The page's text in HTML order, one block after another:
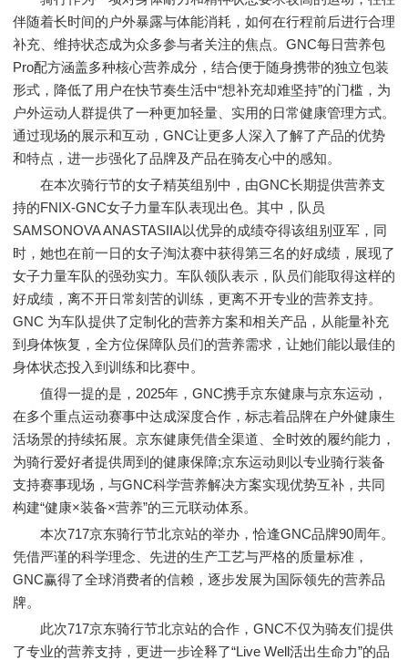
伴随着长时间的户外暴露与体能消耗，如何在行程前后进行合理
补充、维持状态成为众多参与者关注的焦点。GNC每日营养包
Pro配方涵盖多种核心营养成分，结合便于随身携带的独立包装
形式，降低了用户在快节奏生活中“想补充却难坚持”的门槛，为
户外运动人群提供了一种更加轻量、实用的日常健康管理方式。
通过现场的展示和互动，GNC让更多人深入了解了产品的优势
和特点，进一步强化了品牌及产品在骑友心中的感知。
在本次骑行节的女子精英组别中，由GNC长期提供营养支
持的FNIX-GNC女子力量车队表现出色。其中，队员
SAMSONOVA ANASTASIIA以优异的成绩夺得该组别亚军，同
时，她也在前一日的女子淘汰赛中获得第三名的好成绩，展现了
女子力量车队的强劲实力。车队领队表示，队员们能取得这样的
好成绩，离不开日常刻苦的训练，更离不开专业的营养支持。
GNC 为车队提供了定制化的营养方案和相关产品，从能量补充
到身体恢复，全方位保障队员们的营养需求，让她们能以最佳的
身体状态投入到训练和比赛中。
值得一提的是，2025年，GNC携手京东健康与京东运动，
在多个重点运动赛事中达成深度合作，标志着品牌在户外健康生
活场景的持续拓展。京东健康凭借全渠道、全时效的履约能力，
为骑行爱好者提供周到的健康保障;京东运动则以专业骑行装备
支持赛事现场，与GNC科学营养解决方案实现优势互补，共同
构建“健康×装备×营养”的三元联动体系。
本次717京东骑行节北京站的举办，恰逢GNC品牌90周年。
凭借严谨的科学理念、先进的生产工艺与严格的质量标准，
GNC赢得了全球消费者的信赖，逐步发展为国际领先的营养品
牌。
此次717京东骑行节北京站的合作，GNC不仅为骑友们提供
了专业的营养支持，更进一步诠释了“Live Well活出生命力”的品